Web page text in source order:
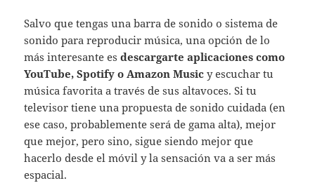
Salvo que tengas una barra de sonido o sistema de
sonido para reproducir música, una opción de lo
más interesante esdescargarte aplicaciones como
YouTube, Spotify o Amazon Music y escuchar tu
música favorita a través de sus altavoces. Si tu
televisor tiene una propuesta de sonido cuidada (en
ese caso, probablemente será de gama alta), mejor
que mejor, pero sino, sigue siendo mejor que
hacerlo desde el móvil y la sensación va a ser más
espacial.